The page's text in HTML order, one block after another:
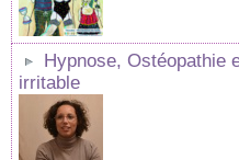
Hypnose, Ostéopathie
irritable